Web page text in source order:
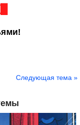
Следующая тема »